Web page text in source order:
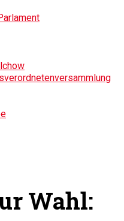
Wahl: